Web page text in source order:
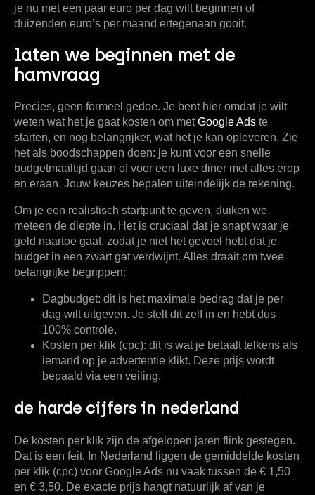
je nu met een paar euro per dag wilt beginnen of
duizenden euro’s per maand ertegenaan gooit.
laten we beginnen met de
hamvraag
Precies, geen formeel gedoe. Je bent hier omdat je wilt
weten wat het je gaat kosten om metGoogle Ads te
starten, en nog belangrijker, wat het je kan opleveren. Zie
het als boodschappen doen: je kunt voor een snelle
budgetmaaltijd gaan of voor een luxe diner met alles erop
en eraan. Jouw keuzes bepalen uiteindelijk de rekening.
Om je een realistisch startpunt te geven, duiken we
meteen de diepte in. Het is cruciaal dat je snapt waar je
geld naartoe gaat, zodat je niet het gevoel hebt dat je
budget in een zwart gat verdwijnt. Alles draait om twee
belangrijke begrippen:
Dagbudget: dit is het maximale bedrag dat je per
dag wilt uitgeven. Je stelt dit zelf in en hebt dus
100% controle.
Kosten per klik (cpc): dit is wat je betaalt telkens als
iemand op je advertentie klikt. Deze prijs wordt
bepaald via een veiling.
de harde cijfers in nederland
De kosten per klik zijn de afgelopen jaren flink gestegen.
Dat is een feit. In Nederland liggen de gemiddelde kosten
per klik (cpc) voor Google Ads nu vaak tussen de € 1,50
en € 3,50. De exacte prijs hangt natuurlijk af van je